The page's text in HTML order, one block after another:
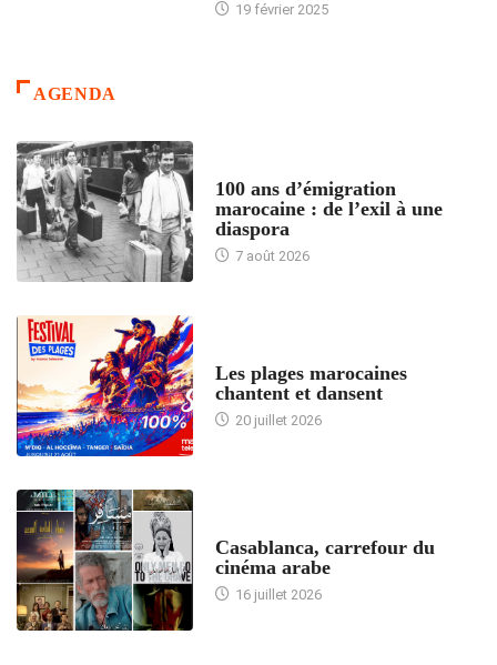
19 février 2025
AGENDA
100 ans d’émigration
marocaine : de l’exil à une
diaspora
7 août 2026
Les plages marocaines
chantent et dansent
20 juillet 2026
Casablanca, carrefour du
cinéma arabe
16 juillet 2026